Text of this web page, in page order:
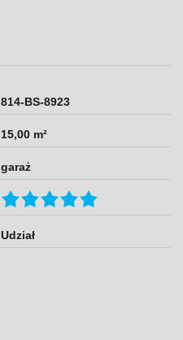
814-BS-8923
15,00 m²
garaż
Udział